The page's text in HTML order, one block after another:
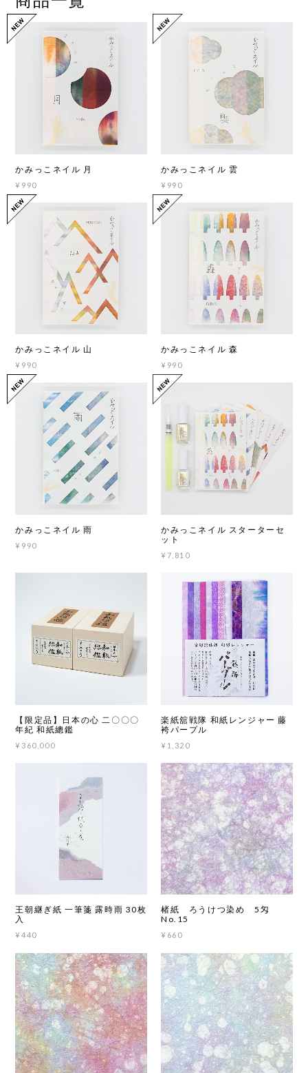
かみっこネイル 月
¥990
かみっこネイル 雲
¥990
かみっこネイル 山
¥990
かみっこネイル 森
¥990
かみっこネイル 雨
¥990
かみっこネイル スターターセ
ット
¥7,810
【限定品】日本の心 二〇〇〇
年紀 和紙總鑑
¥360,000
楽紙舘戦隊 和紙レンジャー 藤
袴パープル
¥1,320
王朝継ぎ紙 一筆箋 露時雨 30枚
入
¥440
楮紙 ろうけつ染め 5匁
No.15
¥660